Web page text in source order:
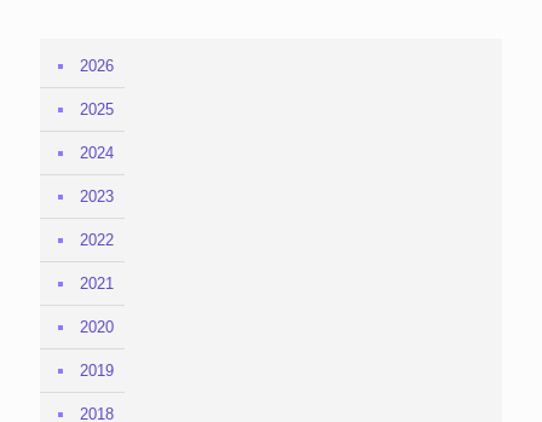
2026
2025
2024
2023
2022
2021
2020
2019
2018